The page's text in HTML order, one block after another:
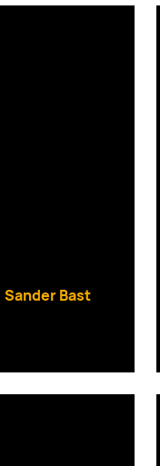
Sander Bast